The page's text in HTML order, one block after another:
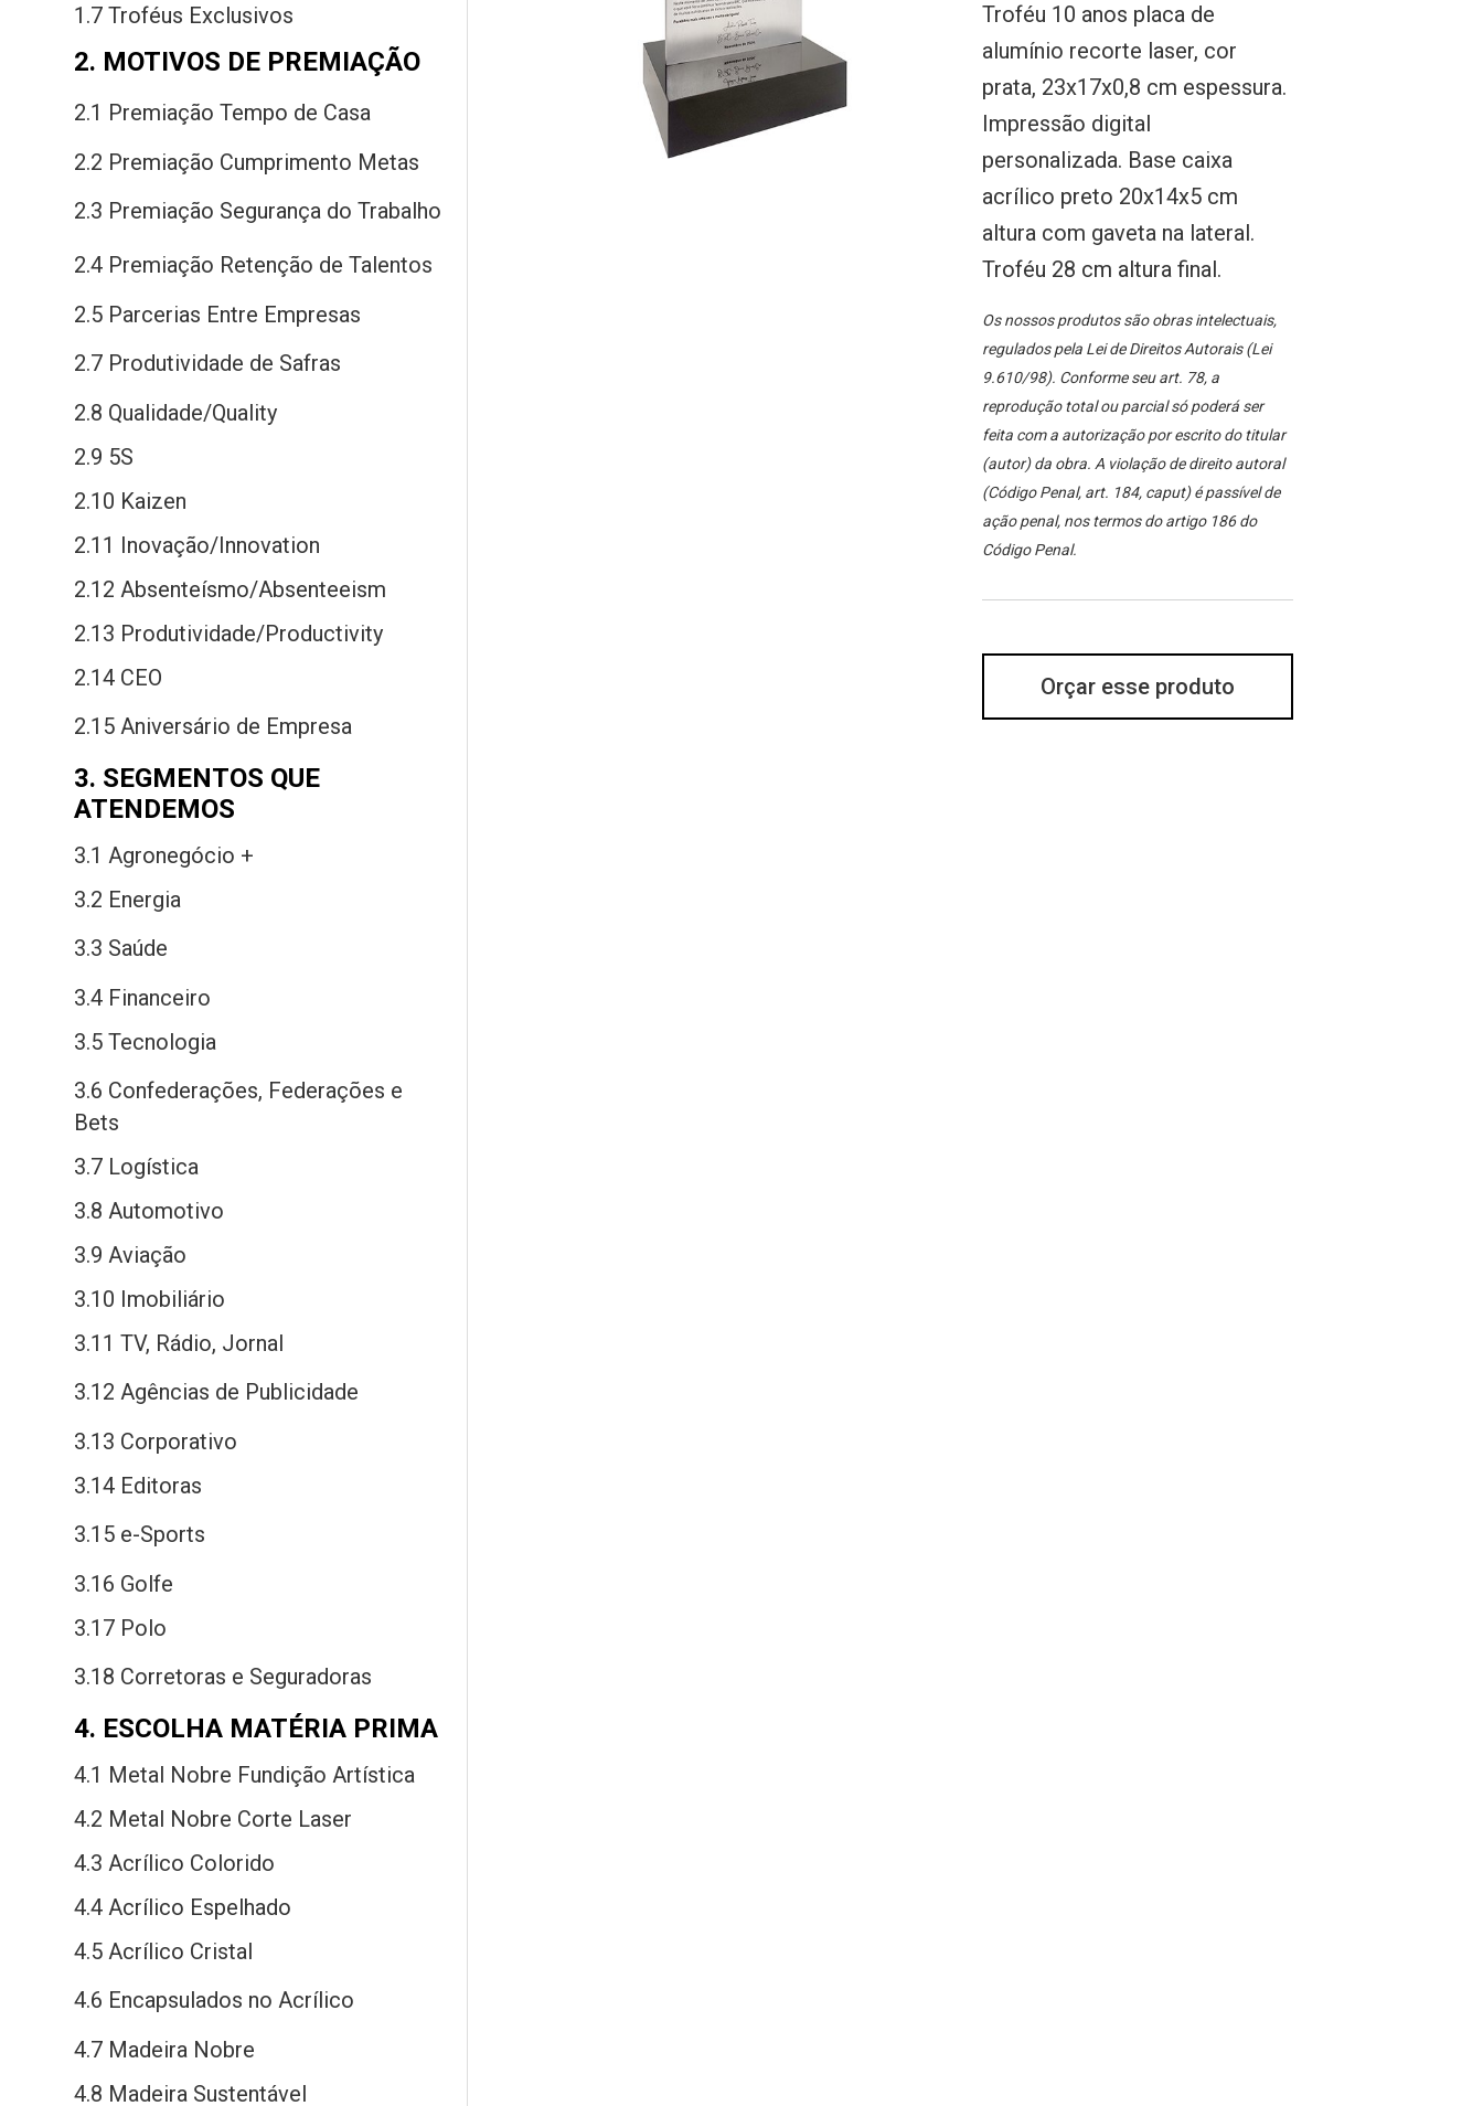
1.7 Troféus Exclusivos
2. MOTIVOS DE PREMIAÇÃO
2.1 Premiação Tempo de Casa
2.2 Premiação Cumprimento Metas
2.3 Premiação Segurança do Trabalho
2.4 Premiação Retenção de Talentos
2.5 Parcerias Entre Empresas
2.7 Produtividade de Safras
2.8 Qualidade/Quality
2.9 5S
2.10 Kaizen
2.11 Inovação/Innovation
2.12 Absenteísmo/Absenteeism
2.13 Produtividade/Productivity
2.14 CEO
2.15 Aniversário de Empresa
3. SEGMENTOS QUE
ATENDEMOS
3.1 Agronegócio +
3.2 Energia
3.3 Saúde
3.4 Financeiro
3.5 Tecnologia
3.6 Confederações, Federações e
Bets
3.7 Logística
3.8 Automotivo
3.9 Aviação
3.10 Imobiliário
3.11 TV, Rádio, Jornal
3.12 Agências de Publicidade
3.13 Corporativo
3.14 Editoras
3.15 e-Sports
3.16 Golfe
3.17 Polo
3.18 Corretoras e Seguradoras
4. ESCOLHA MATÉRIA PRIMA
4.1 Metal Nobre Fundição Artística
4.2 Metal Nobre Corte Laser
4.3 Acrílico Colorido
4.4 Acrílico Espelhado
4.5 Acrílico Cristal
4.6 Encapsulados no Acrílico
4.7 Madeira Nobre
4.8 Madeira Sustentável
Troféu 10 anos placa de
alumínio recorte laser, cor
prata, 23x17x0,8 cm espessura.
Impressão digital
personalizada. Base caixa
acrílico preto 20x14x5 cm
altura com gaveta na lateral.
Troféu 28 cm altura final.
Os nossos produtos são obras intelectuais,
regulados pela Lei de Direitos Autorais (Lei
9.610/98). Conforme seu art. 78, a
reprodução total ou parcial só poderá ser
feita com a autorização por escrito do titular
(autor) da obra. A violação de direito autoral
(Código Penal, art. 184, caput) é passível de
ação penal, nos termos do artigo 186 do
Código Penal.
Orçar esse produto